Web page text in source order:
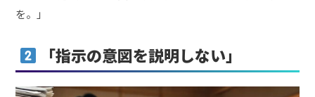
を。」
「指示の意図を説明しない」